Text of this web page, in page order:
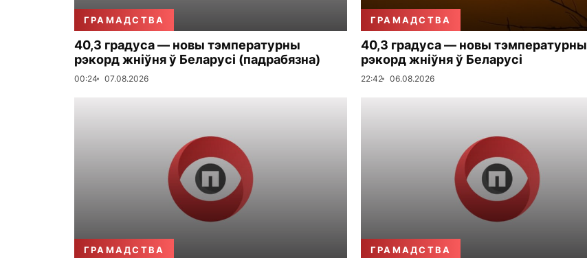
ГРАМАДСТВА
40,3 градуса — новы тэмпературны
рэкорд жніўня ў Беларусі (падрабязна)
00:24 07.08.2026
ГРАМАДСТВА
40,3 градуса — новы тэмпературны
рэкорд жніўня ў Беларусі
22:42 06.08.2026
ГРАМАДСТВА ГРАМАДСТВА